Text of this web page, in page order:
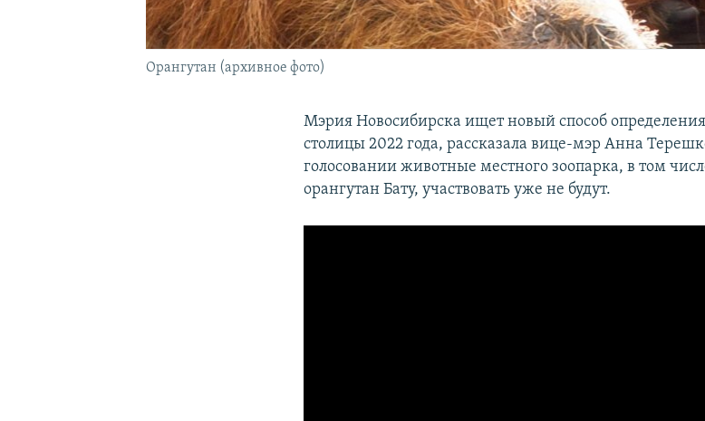
Орангутан (архивное фото)
Мэрия Новосибирска ищет новый способ
столицы 2022 года, рассказала вице-мэр Анна
голосовании животные местного зоопарка, в том
орангутан Бату, участвовать уже не будут.